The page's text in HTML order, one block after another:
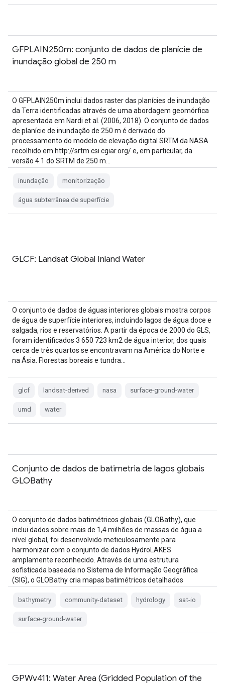
GFPLAIN250m: conjunto de dados de planície de
inundação global de 250 m
O GFPLAIN250m inclui dados raster das planícies de inundação
da Terra identificadas através de uma abordagem geomórfica
apresentada em Nardi et al. (2006, 2018). O conjunto de dados
de planície de inundação de 250 m é derivado do
processamento do modelo de elevação digital SRTM da NASA
recolhido em http://srtm.csi.cgiar.org/ e, em particular, da
versão 4.1 do SRTM de 250 m…
inundação monitorização
água subterrânea de superfície
GLCF: Landsat Global Inland Water
O conjunto de dados de águas interiores globais mostra corpos
de água de superfície interiores, incluindo lagos de água doce e
salgada, rios e reservatórios. A partir da época de 2000 do GLS,
foram identificados 3 650 723 km2 de água interior, dos quais
cerca de três quartos se encontravam na América do Norte e
na Ásia. Florestas boreais e tundra…
glcf landsat-derived nasa surface-ground-water
umd water
Conjunto de dados de batimetria de lagos globais
GLOBathy
O conjunto de dados batimétricos globais (GLOBathy), que
inclui dados sobre mais de 1,4 milhões de massas de água a
nível global, foi desenvolvido meticulosamente para
harmonizar com o conjunto de dados HydroLAKES
amplamente reconhecido. Através de uma estrutura
sofisticada baseada no Sistema de Informação Geográfica
(SIG), o GLOBathy cria mapas batimétricos detalhados
geométricos/geofísicos…
bathymetry community-dataset hydrology sat-io
surface-ground-water
GPWv411: Water Area (Gridded Population of the